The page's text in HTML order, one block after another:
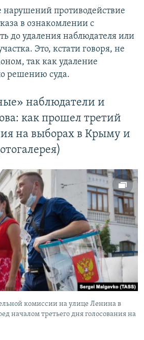
нарушений противодействие
в ознакомлении с
до удаления наблюдателя или
Это, кстати говоря, не
так как удаление
решению суда.
наблюдатели и
как прошел третий
на выборах в Крыму и
комиссии на улице Ленина в
началом третьего дня голосования на